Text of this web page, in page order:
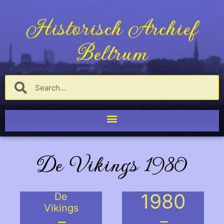
Historisch Archief
Beltrum
De Vikings 1980
De
Vikings
1980